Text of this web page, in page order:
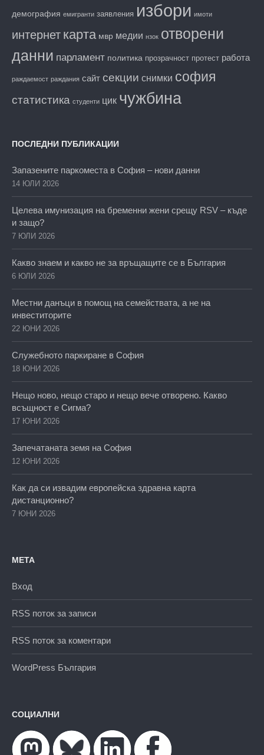
демография емигранти заявления избори имоти
интернет карта мвр медии нзок отворени
данни парламент политика прозрачност протест работа
раждаемост раждания сайт секции снимки софия
статистика студенти цик чужбина
ПОСЛЕДНИ ПУБЛИКАЦИИ
Запазените паркоместа в София – нови данни
14 ЮЛИ 2026
Целева имунизация на бременни жени срещу RSV – къде
и защо?
7 ЮЛИ 2026
Какво знаем и какво не за връщащите се в България
6 ЮЛИ 2026
Местни данъци в помощ на семействата, а не на
инвеститорите
22 ЮНИ 2026
Служебното паркиране в София
18 ЮНИ 2026
Нещо ново, нещо старо и нещо вече отворено. Какво
всъщност е Сигма?
17 ЮНИ 2026
Запечатаната земя на София
12 ЮНИ 2026
Как да си извадим европейска здравна карта
дистанционно?
7 ЮНИ 2026
МЕТА
Вход
RSS поток за записи
RSS поток за коментари
WordPress България
СОЦИАЛНИ